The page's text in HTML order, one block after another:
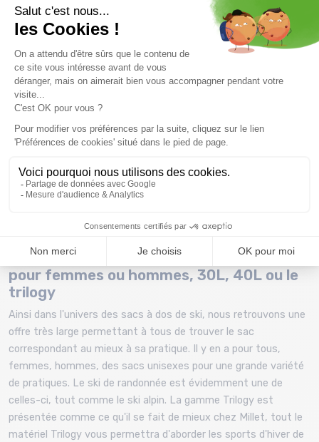
marque de confiance auprès des clients et de qualité auprès
des vendeurs.
Cette marque souhaite s'engager sur 5 notions, tout d'abord
fabriquer les meilleurs produits, les plus durables et les moins
impactants sur l’environnement et les Hommes. Ensuite avoir
une notion de ressources renouvelables, c'est à dire devenir
économe à propos de l'utilisation des ressources pour réduire
l'impact sur le climat. Il y a également la prise en compte de
considération des employés qui est une des valeurs fortes de
l'entreprise. Enfin Millet s'est engagé a respecter l’Accord de
Sacs à dos porte ski et ski de rando variés
pour femmes ou hommes, 30L, 40L ou le
trilogy
Ainsi dans l'univers des sacs à dos de ski, nous retrouvons une
offre très large permettant à tous de trouver le sac
correspondant au mieux à sa pratique. Il y en a pour tous,
femmes, hommes, des sacs unisexes pour une grande variété
de pratiques. Le ski de randonnée est évidemment une de
celles-ci, tout comme le ski alpin. La gamme Trilogy est
présentée comme ce qu'il se fait de mieux chez Millet, tout le
matériel Trilogy vous permettra d'aborder les sports d'hiver de